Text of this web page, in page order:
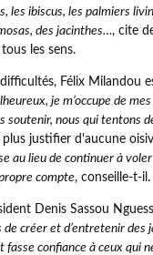
les ibiscus, les palmiers
des jacinthes…, cite
les sens.
Félix Milandou
je m’occupe de
soutenir, nous qui tentons
justifier d'aucune
au lieu de continuer à
compte, conseille-t-il.
Denis Sassou
de créer et d’entretenir
fasse confiance à ceux qui